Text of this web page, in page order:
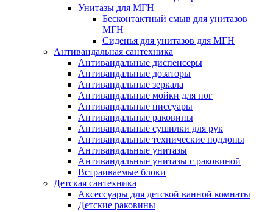
Унитазы для МГН
Бесконтактный смыв для унитазов
МГН
Сиденья для унитазов для МГН
Антивандальная сантехника
Антивандальные диспенсеры
Антивандальные дозаторы
Антивандальные зеркала
Антивандальные мойки для ног
Антивандальные писсуары
Антивандальные раковины
Антивандальные сушилки для рук
Антивандальные технические поддоны
Антивандальные унитазы
Антивандальные унитазы с раковиной
Встраиваемые блоки
Детская сантехника
Аксессуары для детской ванной комнаты
Детские раковины